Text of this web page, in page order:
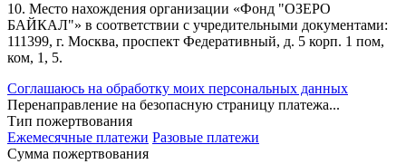
10. Место нахождения организации «Фонд "ОЗЕРО
БАЙКАЛ"» в соответствии с учредительными документами:
111399, г. Москва, проспект Федеративный, д. 5 корп. 1 пом,
ком, 1, 5.
Соглашаюсь на обработку моих персональных данных
Перенаправление на безопасную страницу платежа...
Тип пожертвования
Ежемесячные платежи Разовые платежи
Сумма пожертвования